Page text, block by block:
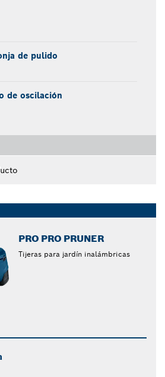
de pulido
de oscilación
PRO PRO PRUNER
Tijeras para jardín inalámbricas